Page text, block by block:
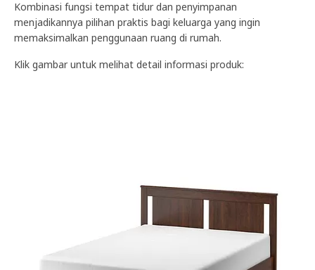
Kombinasi fungsi tempat tidur dan penyimpanan
menjadikannya pilihan praktis bagi keluarga yang ingin
memaksimalkan penggunaan ruang di rumah.
Klik gambar untuk melihat detail informasi produk: